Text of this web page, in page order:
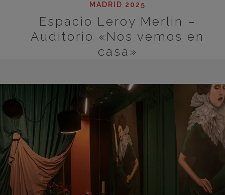
MADRID 2025
Espacio Leroy Merlin –
Auditorio «Nos vemos en
casa»